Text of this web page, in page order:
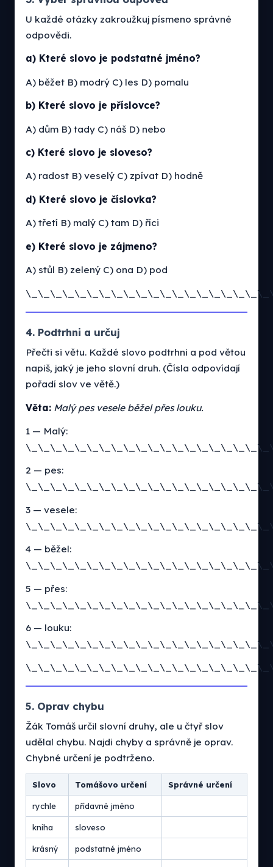
U každé otázky zakroužkuj písmeno správné
odpovědi.
a) Které slovo je podstatné jméno?
A) běžet B) modrý C) les D) pomalu
b) Které slovo je příslovce?
A) dům B) tady C) náš D) nebo
c) Které slovo je sloveso?
A) radost B) veselý C) zpívat D) hodně
d) Které slovo je číslovka?
A) třetí B) malý C) tam D) říci
e) Které slovo je zájmeno?
A) stůl B) zelený C) ona D) pod
4. Podtrhni a určuj
Přečti si větu. Každé slovo podtrhni a pod větou
napiš, jaký je jeho slovní druh. (Čísla odpovídají
pořadí slov ve větě.)
Věta: Malý pes vesele běžel přes louku.
1 — Malý:
2 — pes:
3 — vesele:
4 — běžel:
5 — přes:
6 — louku:
5. Oprav chybu
Žák Tomáš určil slovní druhy, ale u čtyř slov
udělal chybu. Najdi chyby a správně je oprav.
Chybné určení je podtrženo.
Slovo Tomášovo určení Správné určení
rychle přídavné jméno
kniha sloveso
krásný podstatné jméno